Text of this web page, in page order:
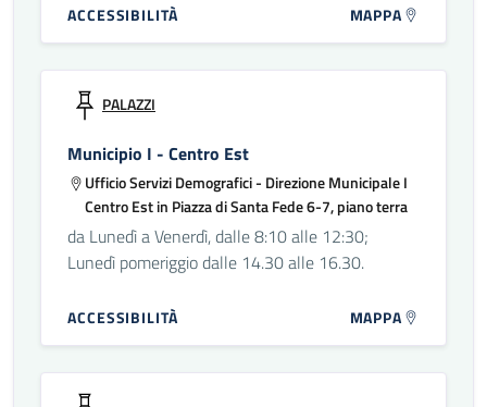
ACCESSIBILITÀ MAPPA
PALAZZI
Municipio I - Centro Est
Ufficio Servizi Demografici - Direzione Municipale I
Centro Est in Piazza di Santa Fede 6-7, piano terra
da Lunedì a Venerdì, dalle 8:10 alle 12:30;
Lunedì pomeriggio dalle 14.30 alle 16.30.
ACCESSIBILITÀ MAPPA